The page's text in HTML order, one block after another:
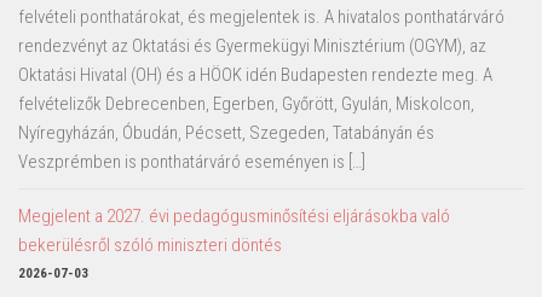
felvételi ponthatárokat, és megjelentek is. A hivatalos ponthatárváró
rendezvényt az Oktatási és Gyermekügyi Minisztérium (OGYM), az
Oktatási Hivatal (OH) és a HÖOK idén Budapesten rendezte meg. A
felvételizők Debrecenben, Egerben, Győrött, Gyulán, Miskolcon,
Nyíregyházán, Óbudán, Pécsett, Szegeden, Tatabányán és
Veszprémben is ponthatárváró eseményen is […]
Megjelent a 2027. évi pedagógusminősítési eljárásokba való
bekerülésről szóló miniszteri döntés
2026-07-03